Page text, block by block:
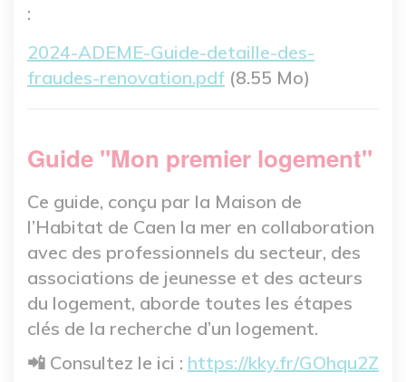
:
Fichier
2024-ADEME-Guide-detaille-des-
fraudes-renovation.pdf (8.55 Mo)
Guide "Mon premier logement"
Ce guide, conçu par la Maison de
l’Habitat de Caen la mer en collaboration
avec des professionnels du secteur, des
associations de jeunesse et des acteurs
du logement, aborde toutes les étapes
clés de la recherche d’un logement.
📲 Consultez le ici : https://kky.fr/GOhqu2Z